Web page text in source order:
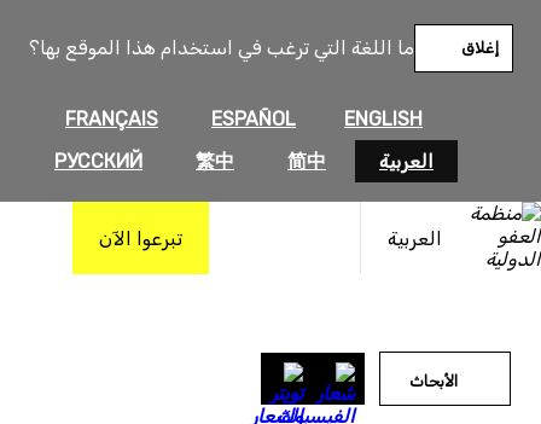
ما اللغة التي ترغب في استخدام هذا الموقع بها؟
ENGLISH
ESPAÑOL
FRANÇAIS
العربية
简中
繁中
РУССКИЙ
إغلاق
العربية تبرعوا الآن
المحتوى
الأبحاث